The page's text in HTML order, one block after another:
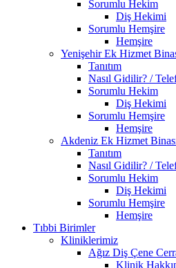
Sorumlu Hekim
Diş Hekimi
Sorumlu Hemşire
Hemşire
Yenişehir Ek Hizmet
Tanıtım
Nasıl Gidilir? /
Sorumlu Hekim
Diş Hekimi
Sorumlu Hemşire
Hemşire
Akdeniz Ek Hizmet
Tanıtım
Nasıl Gidilir? /
Sorumlu Hekim
Diş Hekimi
Sorumlu Hemşire
Hemşire
Tıbbi Birimler
Kliniklerimiz
Ağız Diş Çene
Klinik